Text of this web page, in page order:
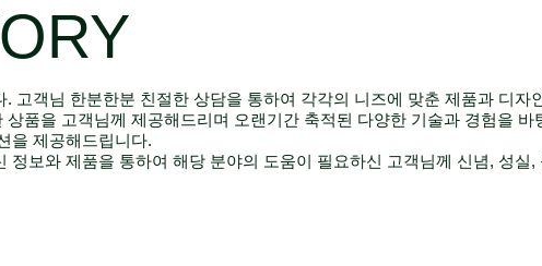
고객님 한분한분 친절한 상담을 통하여 각각의 니즈에 맞춘 제품과 디자
품을 고객님께 제공해드리며 오랜기간 축적된 다양한 기술과 경험을
을 제공해드립니다.
보와 제품을 통하여 해당 분야의 도움이 필요하신 고객님께 신념, 성